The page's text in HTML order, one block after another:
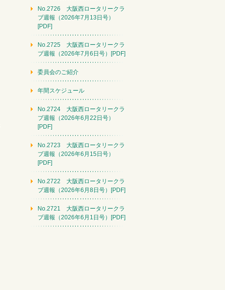
No.2726 大阪西ロータリークラ
ブ週報（2026年7月13日号）
[PDF]
No.2725 大阪西ロータリークラ
ブ週報（2026年7月6日号）[PDF]
委員会のご紹介
年間スケジュール
No.2724 大阪西ロータリークラ
ブ週報（2026年6月22日号）
[PDF]
No.2723 大阪西ロータリークラ
ブ週報（2026年6月15日号）
[PDF]
No.2722 大阪西ロータリークラ
ブ週報（2026年6月8日号）[PDF]
No.2721 大阪西ロータリークラ
ブ週報（2026年6月1日号）[PDF]